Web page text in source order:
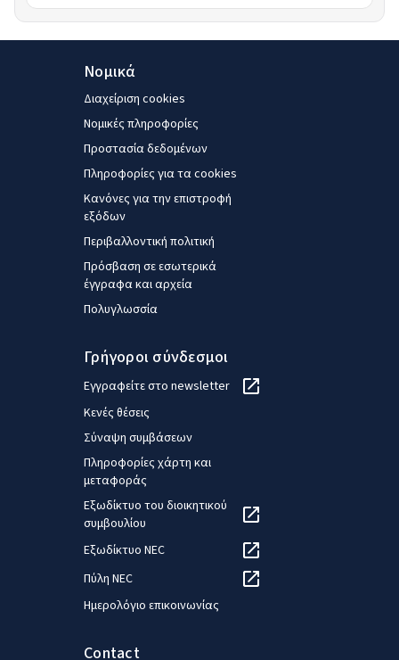
consequences for workers who have a hybrid working
Νομικά
Διαχείριση cookies
Νομικές πληροφορίες
Προστασία δεδομένων
Πληροφορίες για τα cookies
Κανόνες για την επιστροφή
εξόδων
Περιβαλλοντική πολιτική
Πρόσβαση σε εσωτερικά
έγγραφα και αρχεία
Πολυγλωσσία
Γρήγοροι σύνδεσμοι
Εγγραφείτε στο newsletter
Κενές θέσεις
Σύναψη συμβάσεων
Πληροφορίες χάρτη και
μεταφοράς
Εξωδίκτυο του διοικητικού
συμβουλίου
Εξωδίκτυο NEC
Πύλη NEC
Ημερολόγιο επικοινωνίας
Contact